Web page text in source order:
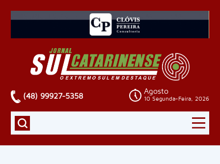
(48) 99927-5358
Agosto
10 Segunda-Feira, 2026